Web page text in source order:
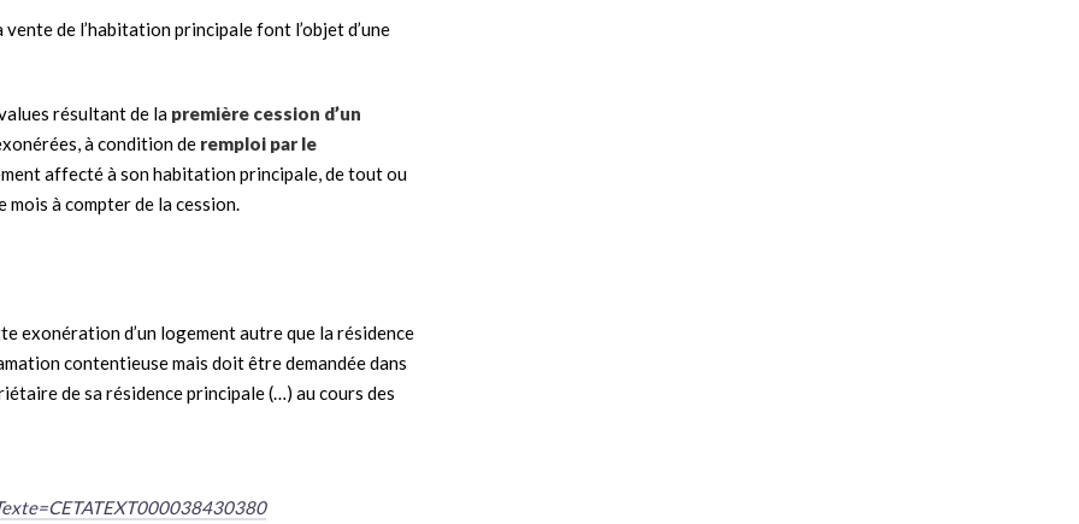
de l’habitation principale font l’objet d’une
résultant de la première cession d’un
à condition de remploi par le
affecté à son habitation principale, de tout ou
à compter de la cession.
exonération d’un logement autre que la résidence
contentieuse mais doit être demandée dans
de sa résidence principale (…) au cours des